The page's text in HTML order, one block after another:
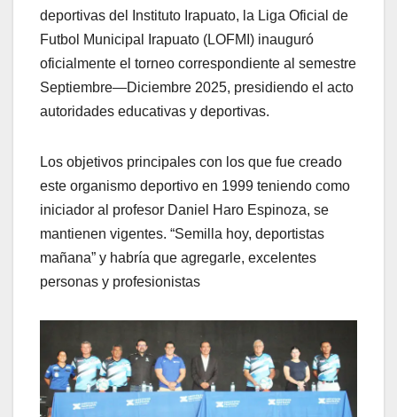
deportivas del Instituto Irapuato, la Liga Oficial de
Futbol Municipal Irapuato (LOFMI) inauguró
oficialmente el torneo correspondiente al semestre
Septiembre—Diciembre 2025, presidiendo el acto
autoridades educativas y deportivas.
Los objetivos principales con los que fue creado
este organismo deportivo en 1999 teniendo como
iniciador al profesor Daniel Haro Espinoza, se
mantienen vigentes. “Semilla hoy, deportistas
mañana” y habría que agregarle, excelentes
personas y profesionistas